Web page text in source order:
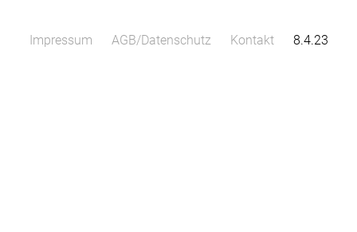
Impressum AGB/Datenschutz Kontakt 8.4.23